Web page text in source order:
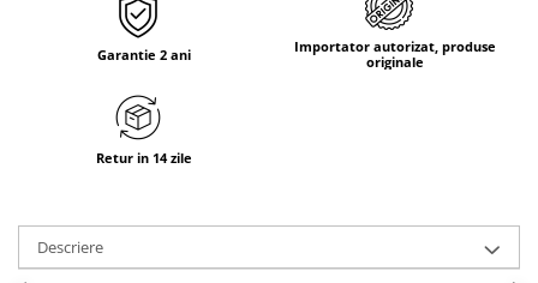
Garantie 2 ani
Importator autorizat, produse
originale
Retur in 14 zile
Descriere